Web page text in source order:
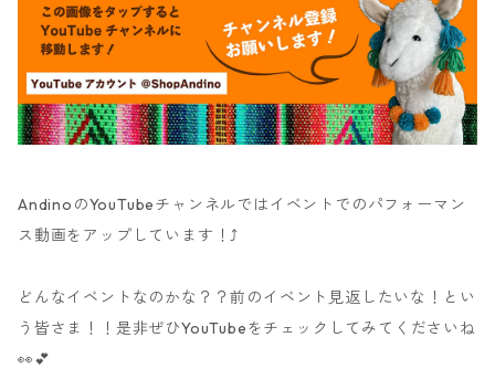
AndinoのYouTubeチャンネルではイベントでのパフォーマン
ス動画をアップしています！⤴️
どんなイベントなのかな？？前のイベント見返したいな！とい
う皆さま！！是非ぜひYouTubeをチェックしてみてくださいね
👀💕